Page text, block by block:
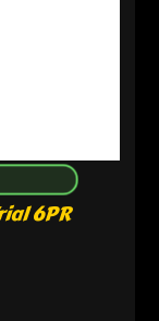
6PR